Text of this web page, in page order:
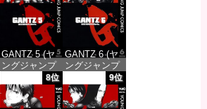
価格：¥100 価格：¥100
GANTZ 5 (ヤ
ングジャンプ
コミックス
DIGITAL)
GANTZ 6 (ヤ
ングジャンプ
コミックス
DIGITAL)
8位 9位